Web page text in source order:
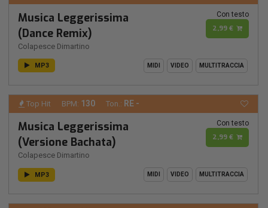
Musica Leggerissima
(Dance Remix)
Colapesce Dimartino
Con testo
2,99 €
MP3 MIDI VIDEO MULTITRACCIA
Top Hit BPM: 130 Ton.: RE -
Musica Leggerissima
(Versione Bachata)
Colapesce Dimartino
Con testo
2,99 €
MP3 MIDI VIDEO MULTITRACCIA